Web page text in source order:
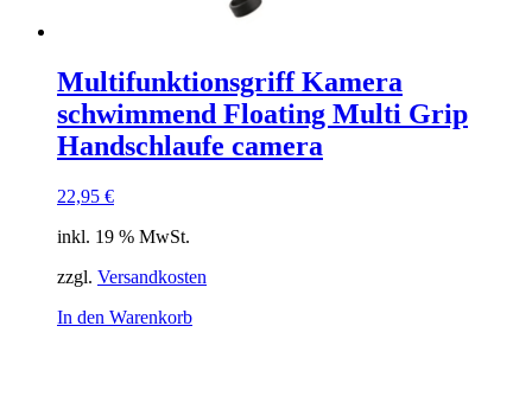
Multifunktionsgriff Kamera
schwimmend Floating Multi Grip
Handschlaufe camera
22,95 €
inkl. 19 % MwSt.
zzgl. Versandkosten
In den Warenkorb